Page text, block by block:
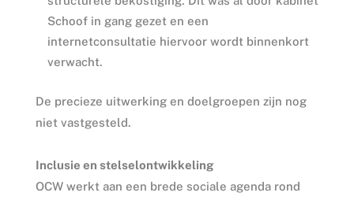
Schoof in gang gezet en een
internetconsultatie hiervoor wordt binnenkort
verwacht.
De precieze uitwerking en doelgroepen zijn nog
niet vastgesteld.
Inclusie en stelselontwikkeling
OCW werkt aan een brede sociale agenda rond